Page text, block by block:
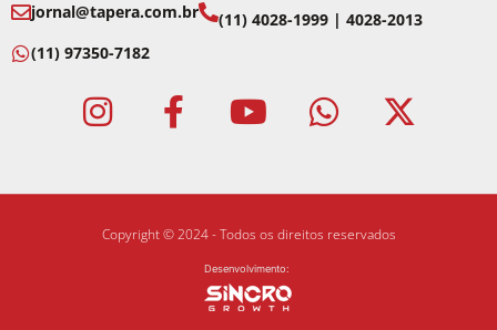
jornal@tapera.com.br
(11) 4028-1999 | 4028-2013
(11) 97350-7182
Copyright © 2024 - Todos os direitos reservados
Desenvolvimento: